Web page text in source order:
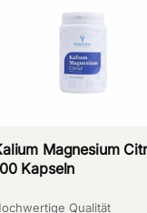
Magnesium
Kapseln
Qualität